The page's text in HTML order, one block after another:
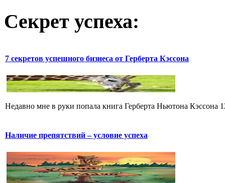
Секрет успеха:
7 секретов успешного бизнеса от Герберта Кэссона
Недавно мне в руки попала книга Герберта Ньютона Кэссона
Наличие препятствий – условие успеха